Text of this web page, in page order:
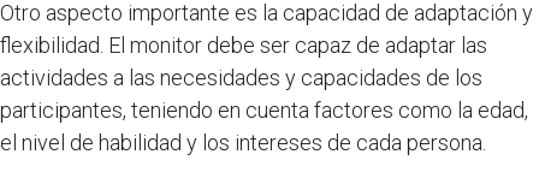
Otro aspecto importante es la capacidad de adaptación y
flexibilidad. El monitor debe ser capaz de adaptar las
actividades a las necesidades y capacidades de los
participantes, teniendo en cuenta factores como la edad,
el nivel de habilidad y los intereses de cada persona.